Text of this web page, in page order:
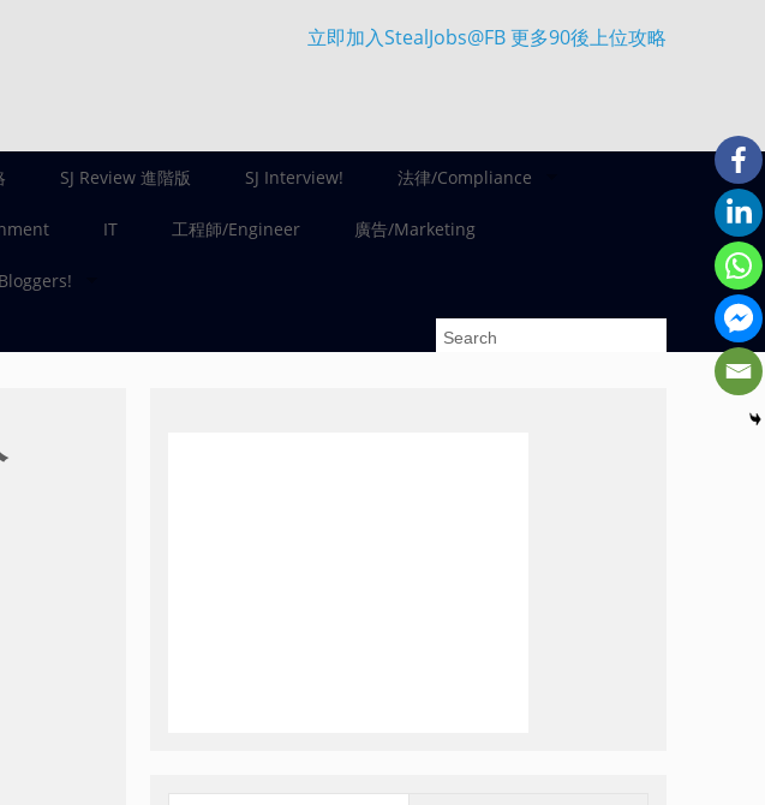
立即加入StealJobs@FB 更多90後上位攻略
SJ Review 進階版 SJ Interview! 法律/Compliance
IT 工程師/Engineer 廣告/Marketing